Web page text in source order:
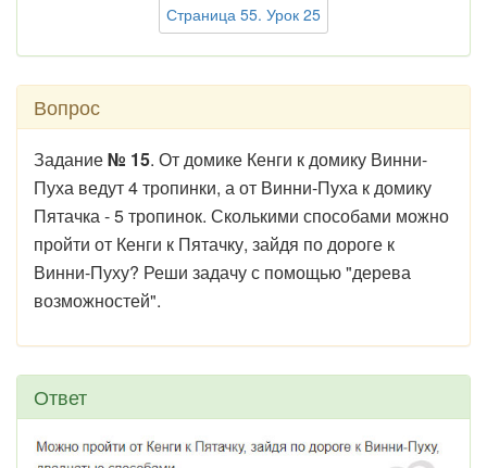
Страница 55. Урок 25
Вопрос
Задание№ 15. От домике Кенги к домику Винни-
Пуха ведут 4 тропинки, а от Винни-Пуха к домику
Пятачка - 5 тропинок. Сколькими способами можно
пройти от Кенги к Пятачку, зайдя по дороге к
Винни-Пуху? Реши задачу с помощью "дерева
возможностей".
Ответ